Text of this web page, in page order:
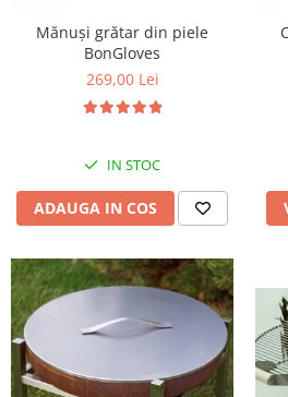
Mănuși grătar din piele
BonGloves
269,00 Lei
IN STOC
ADAUGA IN COS